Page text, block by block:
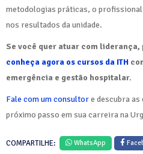
metodologias práticas, o profissional
nos resultados da unidade.
Se você quer atuar com
conheça agora os cursos da ITH
emergência e gestão hospitalar.
Fale com um consultore descubra
próximo passo em sua carreira na
COMPARTILHE: WhatsApp